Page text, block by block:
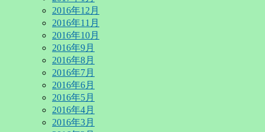
2016年12月
2016年11月
2016年10月
2016年9月
2016年8月
2016年7月
2016年6月
2016年5月
2016年4月
2016年3月